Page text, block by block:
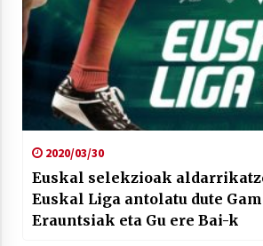
2020/03/30
Euskal selekzioak
Euskal Liga antolatu dute
Erauntsiak eta Gu ere Bai-k